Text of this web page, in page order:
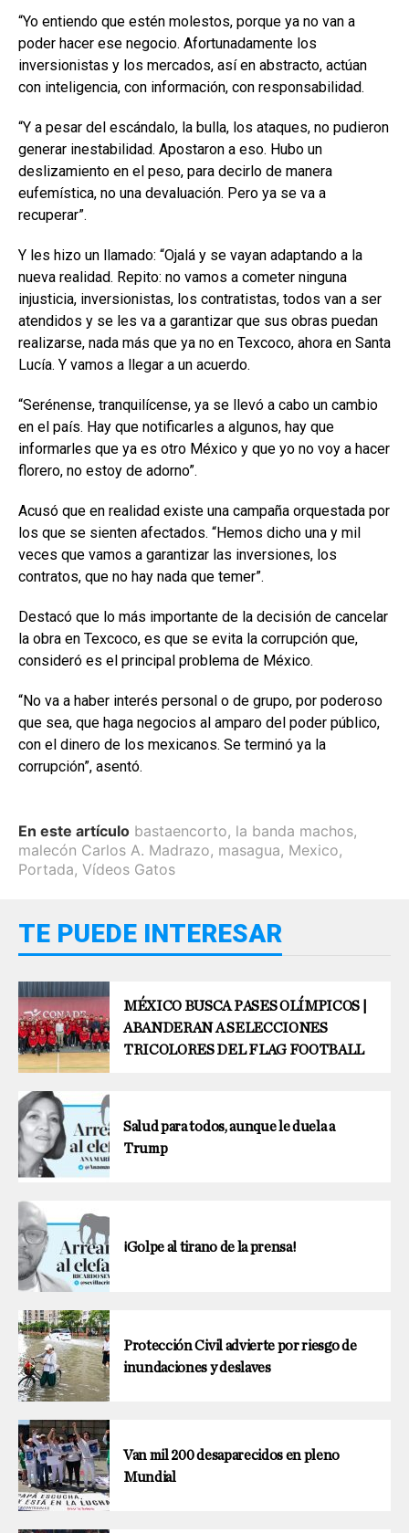
“Yo entiendo que estén molestos, porque ya no van a
poder hacer ese negocio. Afortunadamente los
inversionistas y los mercados, así en abstracto, actúan
con inteligencia, con información, con responsabilidad.
“Y a pesar del escándalo, la bulla, los ataques, no pudieron
generar inestabilidad. Apostaron a eso. Hubo un
deslizamiento en el peso, para decirlo de manera
eufemística, no una devaluación. Pero ya se va a
recuperar”.
Y les hizo un llamado: “Ojalá y se vayan adaptando a la
nueva realidad. Repito: no vamos a cometer ninguna
injusticia, inversionistas, los contratistas, todos van a ser
atendidos y se les va a garantizar que sus obras puedan
realizarse, nada más que ya no en Texcoco, ahora en Santa
Lucía. Y vamos a llegar a un acuerdo.
“Serénense, tranquilícense, ya se llevó a cabo un cambio
en el país. Hay que notificarles a algunos, hay que
informarles que ya es otro México y que yo no voy a hacer
florero, no estoy de adorno”.
Acusó que en realidad existe una campaña orquestada por
los que se sienten afectados. “Hemos dicho una y mil
veces que vamos a garantizar las inversiones, los
contratos, que no hay nada que temer”.
Destacó que lo más importante de la decisión de cancelar
la obra en Texcoco, es que se evita la corrupción que,
consideró es el principal problema de México.
“No va a haber interés personal o de grupo, por poderoso
que sea, que haga negocios al amparo del poder público,
con el dinero de los mexicanos. Se terminó ya la
corrupción”, asentó.
En este artículo bastaencorto, la banda machos,
malecón Carlos A. Madrazo, masagua, Mexico,
Portada, Vídeos Gatos
TE PUEDE INTERESAR
MÉXICO BUSCA PASES OLÍMPICOS |
ABANDERAN A SELECCIONES
TRICOLORES DEL FLAG FOOTBALL
Salud para todos, aunque le duela a
Trump
¡Golpe al tirano de la prensa!
Protección Civil advierte por riesgo de
inundaciones y deslaves
Van mil 200 desaparecidos en pleno
Mundial